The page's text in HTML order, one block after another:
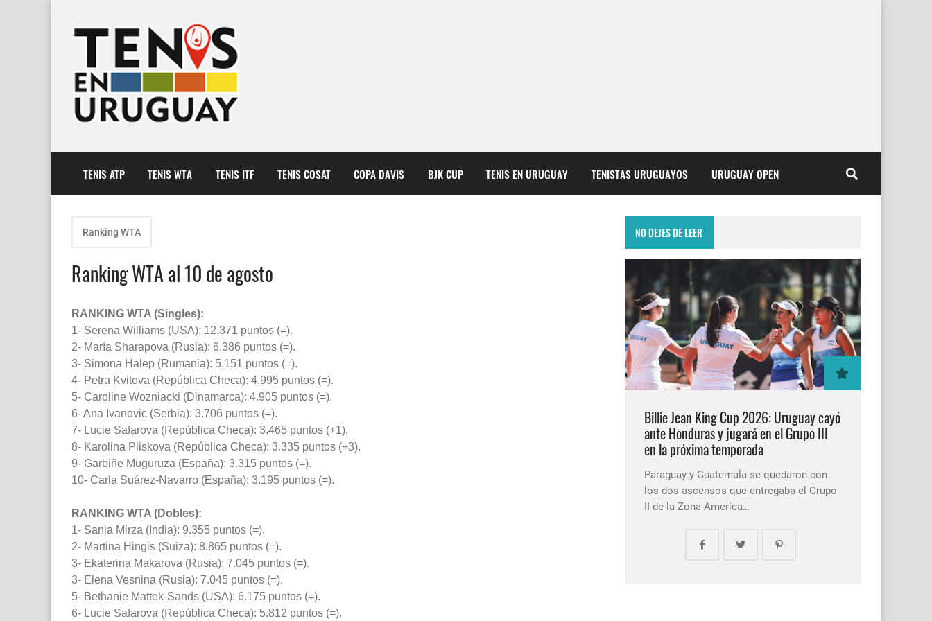
TENIS ATP TENIS WTA TENIS ITF TENIS COSAT COPA DAVIS BJK CUP TENIS EN URUGUAY TENISTAS URUGUAYOS URUGUAY OPEN
Ranking WTA
Ranking WTA al 10 de agosto
RANKING WTA (Singles):
1- Serena Williams (USA): 12.371 puntos (=).
2- María Sharapova (Rusia): 6.386 puntos (=).
3- Simona Halep (Rumania): 5.151 puntos (=).
4- Petra Kvitova (República Checa): 4.995 puntos (=).
5- Caroline Wozniacki (Dinamarca): 4.905 puntos (=).
6- Ana Ivanovic (Serbia): 3.706 puntos (=).
7- Lucie Safarova (República Checa): 3.465 puntos (+1).
8- Karolina Pliskova (República Checa): 3.335 puntos (+3).
9- Garbiñe Muguruza (España): 3.315 puntos (=).
10- Carla Suárez-Navarro (España): 3.195 puntos (=).
RANKING WTA (Dobles):
1- Sania Mirza (India): 9.355 puntos (=).
2- Martina Hingis (Suiza): 8.865 puntos (=).
3- Ekaterina Makarova (Rusia): 7.045 puntos (=).
3- Elena Vesnina (Rusia): 7.045 puntos (=).
5- Bethanie Mattek-Sands (USA): 6.175 puntos (=).
6- Lucie Safarova (República Checa): 5.812 puntos (=).
NO DEJES DE LEER
Billie Jean King Cup 2026: Uruguay cayó
ante Honduras y jugará en el Grupo III
en la próxima temporada
Paraguay y Guatemala se quedaron con
los dos ascensos que entregaba el Grupo
II de la Zona America…